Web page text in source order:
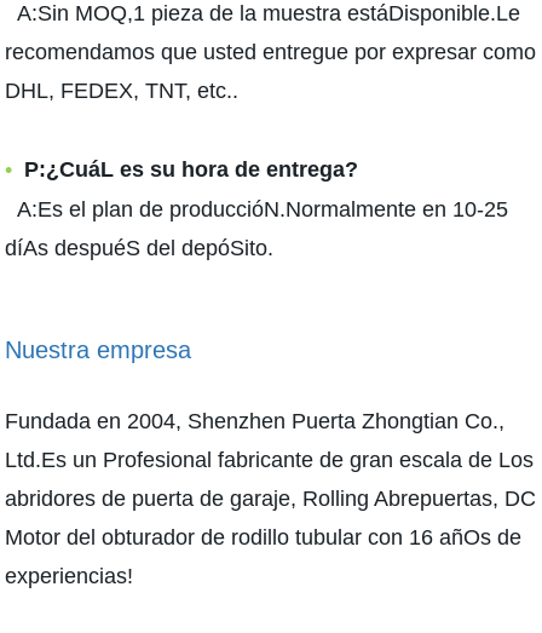
A:Sin MOQ,1 pieza de la muestra estáDisponible.Le
recomendamos que usted entregue por expresar como
DHL, FEDEX, TNT, etc..
• P:¿CuáL es su hora de entrega?
A:Es el plan de produccióN.Normalmente en 10-25
díAs despuéS del depóSito.
Nuestra empresa
Fundada en 2004, Shenzhen Puerta Zhongtian Co.,
Ltd.Es un Profesional fabricante de gran escala de Los
abridores de puerta de garaje, Rolling Abrepuertas, DC
Motor del obturador de rodillo tubular con 16 añOs de
experiencias!